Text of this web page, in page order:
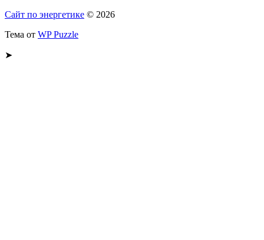
Сайт по энергетике © 2026
Тема от WP Puzzle
➤